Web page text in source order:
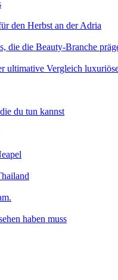
den Herbst an der Adria
die die Beauty-Branche
ultimative Vergleich
du tun kannst
haben muss